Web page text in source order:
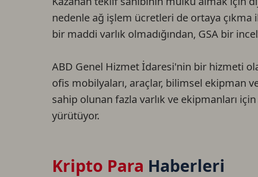
nedenle ağ işlem ücretleri de ortaya
bir maddi varlık olmadığından, GSA bir
ABD Genel Hizmet İdaresi'nin bir hizmeti
ofis mobilyaları, araçlar, bilimsel ekipman
sahip olunan fazla varlık ve ekipmanları
yürütüyor.
Kripto Para Haberleri